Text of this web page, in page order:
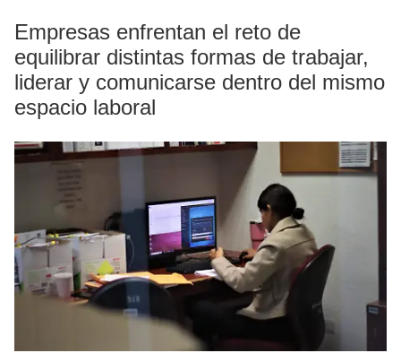
Empresas enfrentan el reto de
equilibrar distintas formas de trabajar,
liderar y comunicarse dentro del mismo
espacio laboral